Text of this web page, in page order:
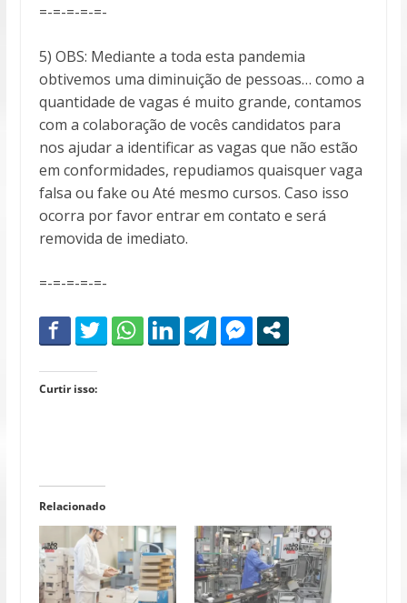
=-=-=-=-=-
5) OBS: Mediante a toda esta pandemia
obtivemos uma diminuição de pessoas… como a
quantidade de vagas é muito grande, contamos
com a colaboração de vocês candidatos para
nos ajudar a identificar as vagas que não estão
em conformidades, repudiamos quaisquer vaga
falsa ou fake ou Até mesmo cursos. Caso isso
ocorra por favor entrar em contato e será
removida de imediato.
=-=-=-=-=-
Curtir isso:
Relacionado